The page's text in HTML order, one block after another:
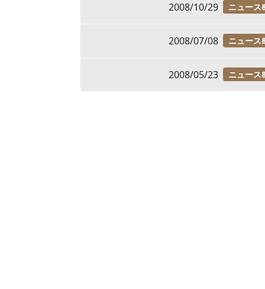
2008/10/29 ニュース
2008/07/08 ニュース
2008/05/23 ニュース